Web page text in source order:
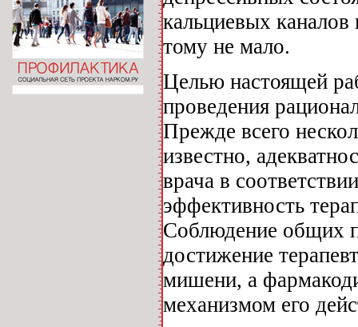
кальциевых
тому не мало.
Целью настоящей
проведения
Прежде всего
известно,
врача в
эффективность
Соблюдение общих
достижение
мишени, а
механизмом его